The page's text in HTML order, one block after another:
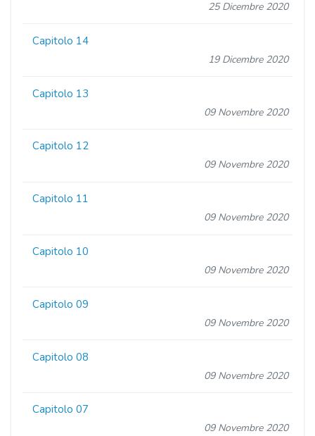
25 Dicembre 2020
Capitolo 14
19 Dicembre 2020
Capitolo 13
09 Novembre 2020
Capitolo 12
09 Novembre 2020
Capitolo 11
09 Novembre 2020
Capitolo 10
09 Novembre 2020
Capitolo 09
09 Novembre 2020
Capitolo 08
09 Novembre 2020
Capitolo 07
09 Novembre 2020